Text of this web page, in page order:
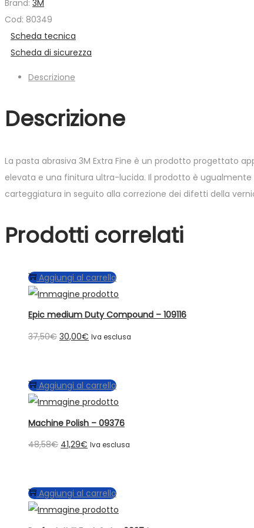
Brand: 3M
Cod: 80349
Scheda tecnica
Scheda di sicurezza
Descrizione
Descrizione
La pasta abrasiva 3M Extra Fine è un prodotto progettato
elevata e una finitura ultra-lucida. Il prodotto è ugualmente
carteggiatura in seguito alla correzione dei difetti della
Prodotti correlati
Aggiungi al carrello
Epic medium Duty Compound – 109116
37,50€ Il
era:
37,50€.
30,00€ Il
è:
30,00€.
Iva esclusa
Aggiungi al carrello
Machine Polish – 09376
48,58€ Il
era:
48,58€.
41,29€ Il
è:
41,29€.
Iva esclusa
Aggiungi al carrello